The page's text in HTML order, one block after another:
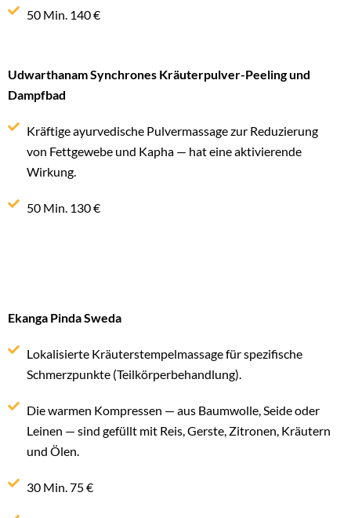
50 Min. 140 €
Udwarthanam Synchrones Kräuterpulver-Peeling und
Dampfbad
Kräftige ayurvedische Pulvermassage zur Reduzierung
von Fettgewebe und Kapha — hat eine aktivierende
Wirkung.
50 Min. 130 €
Ekanga Pinda Sweda
Lokalisierte Kräuterstempelmassage für spezifische
Schmerzpunkte (Teilkörperbehandlung).
Die warmen Kompressen — aus Baumwolle, Seide oder
Leinen — sind gefüllt mit Reis, Gerste, Zitronen, Kräutern
und Ölen.
30 Min. 75 €